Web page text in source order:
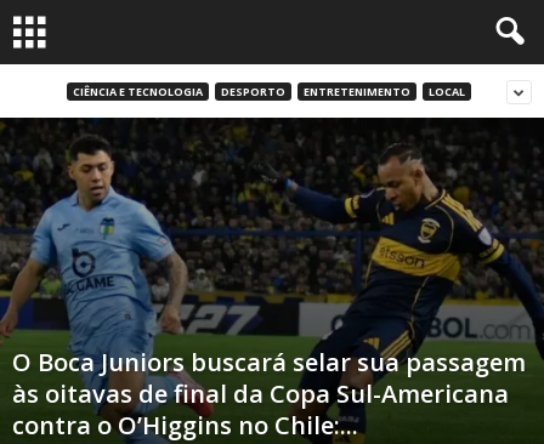
CIÊNCIA E TECNOLOGIA DESPORTO ENTRETENIMENTO LOCAL
O Boca Juniors buscará selar sua passagem
às oitavas de final da Copa Sul-Americana
contra o O’Higgins no Chile:...